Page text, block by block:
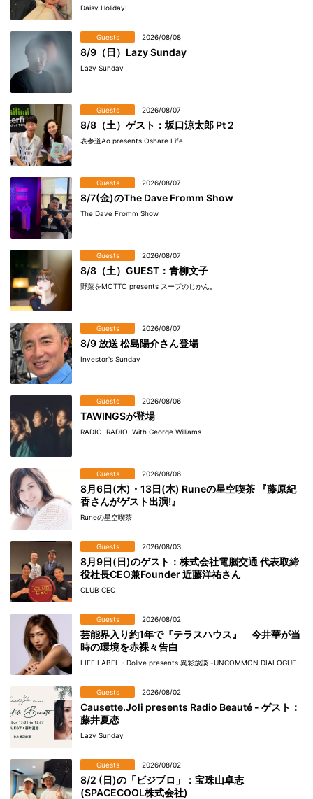
Daisy Holiday!
Guests 2026/08/08
8/9（日）Lazy Sunday
Lazy Sunday
Guests 2026/08/07
8/8（土）ゲスト：坂口涼太郎 Pt 2
表参道Ao presents Oshare Life
Guests 2026/08/07
8/7(金)のThe Dave Fromm Show
The Dave Fromm Show
Guests 2026/08/07
8/8（土）GUEST：青柳文子
野菜をMOTTO presents スープのじかん。
Guests 2026/08/07
8/9 放送 松島陽介さん登場
Investor's Sunday
Guests 2026/08/06
TAWINGSが登場
RADIO. RADIO. With George Williams
Guests 2026/08/06
8月6日(木)・13日(木) Runeの星空喫茶 『藤原紀
香さんがゲスト出演!』
Runeの星空喫茶
Guests 2026/08/03
8月9日(日)のゲスト：株式会社電脳交通 代表取締
役社長CEO兼Founder 近藤洋祐さん
CLUB CEO
Guests 2026/08/02
芸能界入り約1年で『テラスハウス』 今井華が当
時の環境を赤裸々告白
LIFE LABEL・Dolive presents 異彩放談 -UNCOMMON DIALOGUE-
Guests 2026/08/02
Causette.Joli presents Radio Beauté - ゲスト：
藤井夏恋
Lazy Sunday
Guests 2026/08/02
8/2 (日)の「ビジプロ」：宝珠山卓志
(SPACECOOL株式会社)